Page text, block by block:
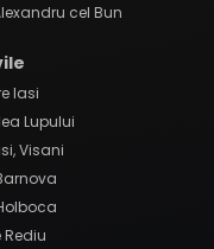
cel Bun
Iasi
Lupului
Visani